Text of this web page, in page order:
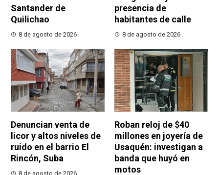
Santander de
Quilichao
8 de agosto de 2026
presencia de
habitantes de calle
8 de agosto de 2026
Denuncian venta de
licor y altos niveles de
ruido en el barrio El
Rincón, Suba
8 de agosto de 2026
Roban reloj de $40
millones en joyería de
Usaquén: investigan a
banda que huyó en
motos